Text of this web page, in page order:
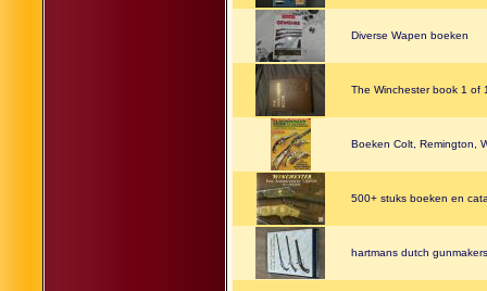
Diverse Wapen boeken
The Winchester book 1 of
Boeken Colt, Remington,
500+ stuks boeken en
hartmans dutch